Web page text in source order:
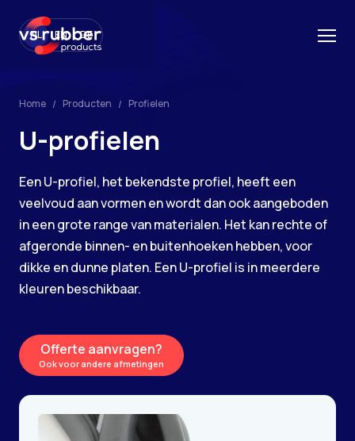
NL EN DE
Home Producten Profielen
U-profielen
Een U-profiel, het bekendste profiel, heeft een
veelvoud aan vormen en wordt dan ook aangeboden
in een grote range van materialen. Het kan rechte of
afgeronde binnen- en buitenhoeken hebben, voor
dikke en dunne platen. Een U-profiel is in meerdere
kleuren beschikbaar.
Offerte aanvragen?
Ook voor andere afmetingen